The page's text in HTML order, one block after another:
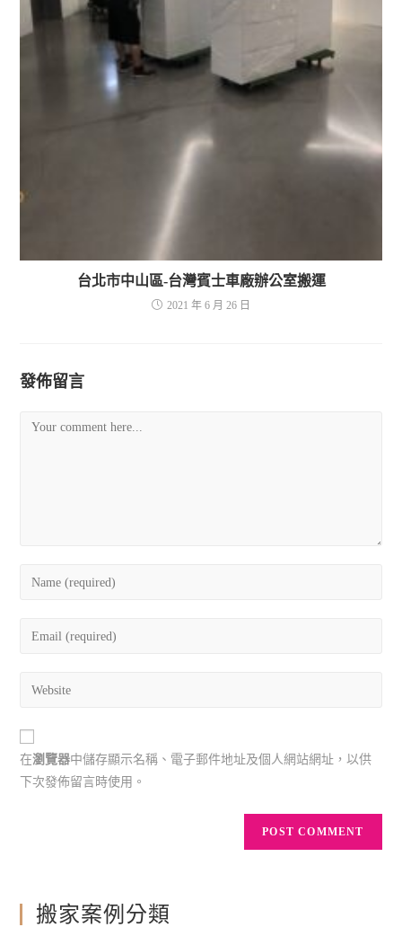
台北市中山區-台灣賓士車廠辦公室搬運
2021 年 6 月 26 日
發佈留言
在瀏覽器中儲存顯示名稱、電子郵件地址及個人網站網址，以供
下次發佈留言時使用。
搬家案例分類